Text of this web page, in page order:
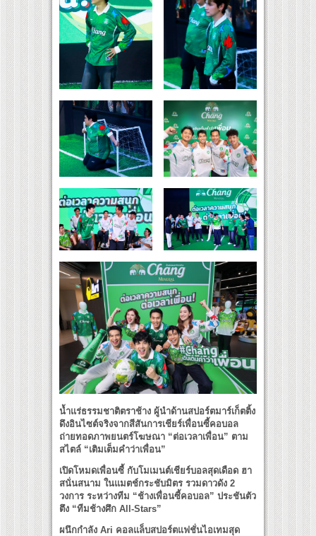
น้ำแร่ธรรมชาติตราช้าง ผู้นำด้านสปอร์ตมาร์เก็ตติ้ง
ดึงอินไซต์จริงจากสีสันการเชียร์เพื่อนซี้คอบอล
ถ่ายทอดภาพยนตร์โฆษณา “ต่อเวลาเพื่อน” ตาม
สไตล์ “เติมเต็มคำว่าเพื่อน”
เปิดโหมดเพื่อนซี้ กับโมเมนต์เชียร์บอลสุดเดือด ฮา
สนั่นสนาม ในแมตช์กระชับมิตร รวมดาวดัง 2
วงการ ระหว่างทีม “ช้างเพื่อนซี้คอบอล” ประชันตัว
ตึง “ทีมช้างศึก All-Stars”
ผนึกกำลัง Ari คอลแล็บสปอร์ตแฟชั่นไอเทมสุด